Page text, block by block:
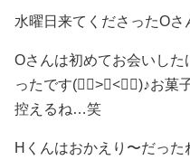
水曜日来てくださったO
Oさんは初めてお会いし
ったです(ᯫ᳐>⩊<ᯫ᳐)♪お菓
控えるね…笑
Hくんはおかえり〜だっ